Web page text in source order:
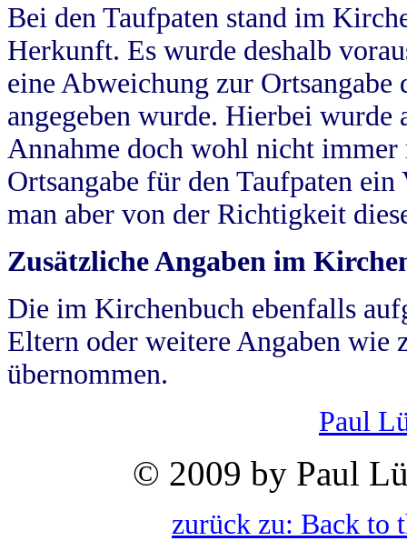
Bei den Taufpaten stand im
Herkunft. Es wurde deshalb
eine Abweichung zur
angegeben wurde. Hierbei wurde
Annahme doch wohl nicht
Ortsangabe für den Taufpaten
man aber von der Richtigkeit
Zusätzliche Angaben im
Die im Kirchenbuch ebenfalls
Eltern oder weitere Angaben wie
übernommen.
Paul
© 2009 by Paul
zurück zu: Back to